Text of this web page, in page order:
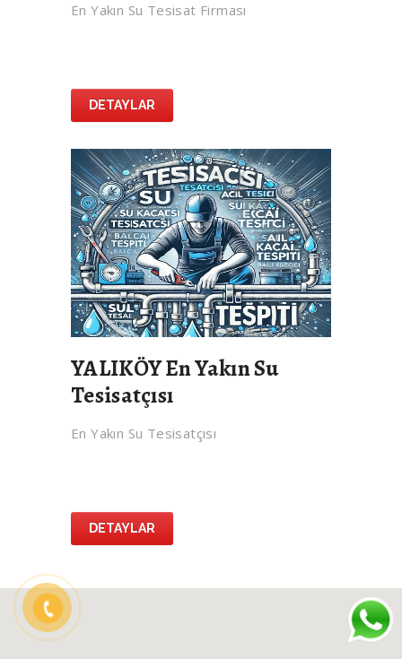
En Yakın Su Tesisat Firması
DETAYLAR
YALIKÖY En Yakın Su
Tesisatçısı
En Yakın Su Tesisatçısı
DETAYLAR